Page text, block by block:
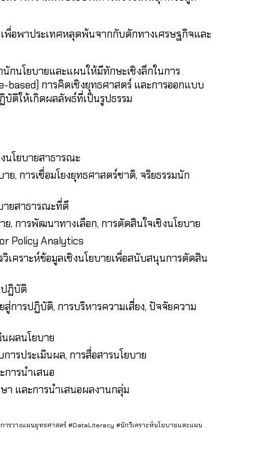
เพื่อพาประเทศหลุดพ้นจากกับดักทางเศรษฐกิจและ
กนโยบายและแผนให้มีทักษะเชิงลึกในการ
based) การคิดเชิงยุทธศาสตร์ และการออกแบบ
บัติให้เกิดผลลัพธ์ที่เป็นรูปธรรม
นโยบายสาธารณะ
ย, การเชื่อมโยงยุทธศาสตร์ชาติ, จริยธรรมนัก
ายสาธารณะที่ดี
ย, การพัฒนาทางเลือก, การตัดสินใจเชิงนโยบาย
Policy Analytics
วิเคราะห์ข้อมูลเชิงนโยบายเพื่อสนับสนุนการตัดสิน
ปฏิบัติ
สู่การปฏิบัติ, การบริหารความเสี่ยง, ปัจจัยความ
ผลนโยบาย
ารประเมินผล, การสื่อสารนโยบาย
ารนำเสนอ
และการนำเสนอผลงานกลุ่ม
ารวางแผนยุทธศาสตร์ #DataLiteracy #นักวิเคราะห์นโยบายและแผน